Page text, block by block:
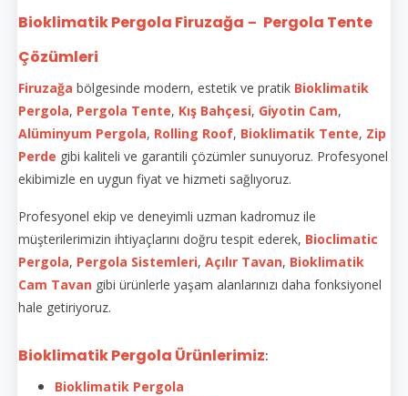
Bioklimatik Pergola Firuzağa – Pergola Tente
Çözümleri
Firuzağa bölgesinde modern, estetik ve pratik Bioklimatik
Pergola, Pergola Tente, Kış Bahçesi, Giyotin Cam,
Alüminyum Pergola, Rolling Roof, Bioklimatik Tente, Zip
Perde gibi kaliteli ve garantili çözümler sunuyoruz. Profesyonel
ekibimizle en uygun fiyat ve hizmeti sağlıyoruz.
Profesyonel ekip ve deneyimli uzman kadromuz ile
müşterilerimizin ihtiyaçlarını doğru tespit ederek, Bioclimatic
Pergola, Pergola Sistemleri, Açılır Tavan, Bioklimatik
Cam Tavan gibi ürünlerle yaşam alanlarınızı daha fonksiyonel
hale getiriyoruz.
Bioklimatik Pergola Ürünlerimiz:
Bioklimatik Pergola